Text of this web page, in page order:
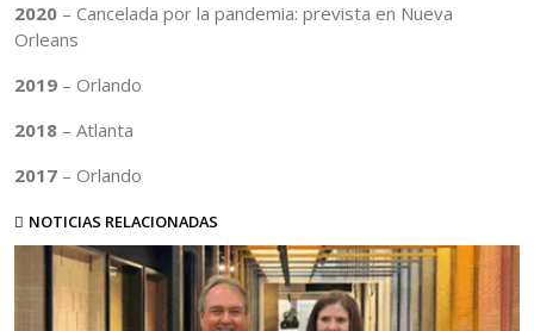
2020 – Cancelada por la pandemia: prevista en Nueva
Orleans
2019 – Orlando
2018 – Atlanta
2017 – Orlando
NOTICIAS RELACIONADAS